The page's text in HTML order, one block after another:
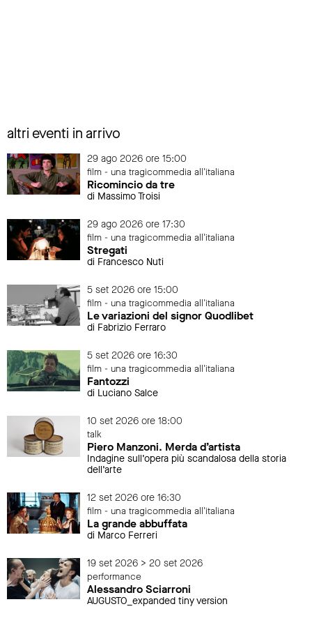
altri eventi in arrivo
29 ago 2026 ore 15:00
film - una tragicommedia all'italiana
Ricomincio da tre
di Massimo Troisi
29 ago 2026 ore 17:30
film - una tragicommedia all'italiana
Stregati
di Francesco Nuti
5 set 2026 ore 15:00
film - una tragicommedia all'italiana
Le variazioni del signor Quodlibet
di Fabrizio Ferraro
5 set 2026 ore 16:30
film - una tragicommedia all'italiana
Fantozzi
di Luciano Salce
10 set 2026 ore 18:00
talk
Piero Manzoni. Merda d’artista
Indagine sull’opera più scandalosa della storia
dell’arte
12 set 2026 ore 16:30
film - una tragicommedia all'italiana
La grande abbuffata
di Marco Ferreri
19 set 2026 > 20 set 2026
performance
Alessandro Sciarroni
AUGUSTO_expanded tiny version